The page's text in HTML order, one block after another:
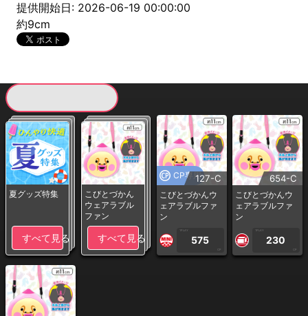
提供開始日: 2026-06-19 00:00:00
約9cm
夏グッズ特集
すべて見る
こびとづかん
ウェアラブル
ファン
すべて見る
CP専用127-C
こびとづかんウ
ェアラブルファ
ン
1PLAY
575
CP
654-C
こびとづかんウ
ェアラブルファ
ン
1PLAY
230
CP